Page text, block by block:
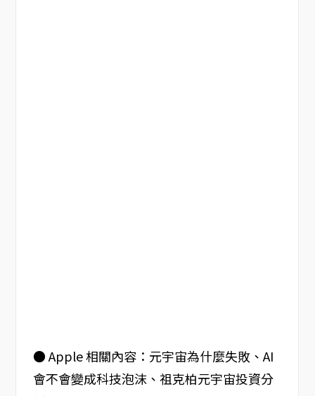
● Apple 相關內容：元宇宙為什麼失敗、AI
會不會變成科技泡沫、祖克柏元宇宙投資分